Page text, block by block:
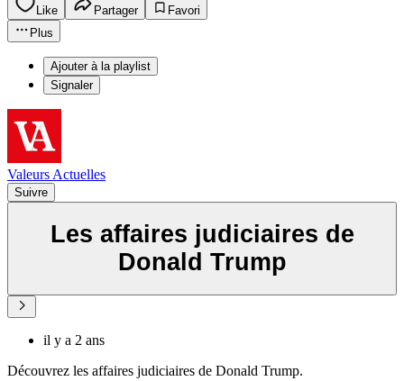
Like Partager
Favori
Plus
Ajouter à la playlist
Signaler
Valeurs Actuelles
Suivre
Les affaires judiciaires de
Donald Trump
il y a 2 ans
Découvrez les affaires judiciaires de Donald Trump.